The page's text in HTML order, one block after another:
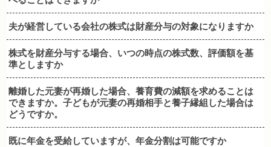
夫が経営している会社の株式は財産分与の対象になりますか
株式を財産分与する場合、いつの時点の株式数、評価額を基
準としますか
離婚した元妻が再婚した場合、養育費の減額を求めることは
できますか。子どもが元妻の再婚相手と養子縁組した場合は
どうですか。
既に年金を受給していますが、年金分割は可能ですか